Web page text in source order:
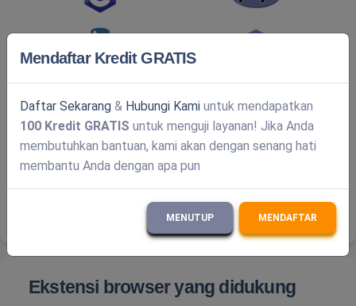
Ekstensi browser yang didukung
Mendaftar Kredit GRATIS
Daftar Sekarang & Hubungi Kami untuk mendapatkan
100 Kredit GRATIS untuk menguji layanan! Jika Anda
membutuhkan bantuan, kami akan dengan senang hati
membantu Anda dengan apa pun
MENUTUP MENDAFTAR